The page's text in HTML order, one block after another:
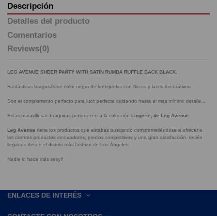
Descripción
Detalles del producto
Comentarios
Reviews(0)
LEG AVENUE SHEER PANTY WITH SATIN RUMBA RUFFLE BACK BLACK
Fantásticas braguitas de color negro de lentejuelas con flecos y lazos decorativos.
Son el complemento perfecto para lucir perfecta cuidando hasta el mas mínimo detalle...
Estas maravillosas braguitas pertenecen a la colección Lingerie, de Leg Avenue.
Leg Avenue tiene los productos que estabas buscando comprometiéndose a ofrecer a
los clientes productos innovadores, precios competitivos y una gran satisfacción, recién
llegados desde el distrito más fashion de Los Ángeles.
Nadie lo hace más sexy!!
ENLACES DE INTERÉS